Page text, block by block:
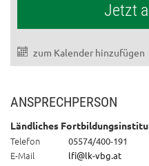
Jetzt
zum Kalender hinzufügen
ANSPRECHPERSON
Ländliches
Telefon 05574/400-191
E-Mail lfi@lk-vbg.at